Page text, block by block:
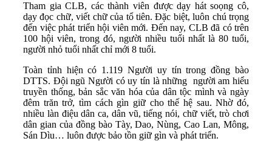
Tham gia CLB, các thành viên được dạy hát soọng cô,
dạy đọc chữ, viết chữ của tổ tiên. Đặc biệt, luôn chú trọng
đến việc phát triển hội viên mới. Đến nay, CLB đã có trên
100 hội viên, trong đó, người nhiều tuổi nhất là 80 tuổi,
người nhỏ tuổi nhất chỉ mới 8 tuổi.
Toàn tỉnh hiện có 1.119 Người uy tín trong đồng bào
DTTS. Đội ngũ Người có uy tín là những người am hiểu
truyền thống, bản sắc văn hóa của dân tộc mình và ngày
đêm trăn trở, tìm cách gìn giữ cho thế hệ sau. Nhờ đó,
nhiều làn điệu dân ca, dân vũ, tiếng nói, chữ viết, trò chơi
dân gian của đồng bào Tày, Dao, Nùng, Cao Lan, Mông,
Sán Dìu… luôn được bảo tồn giữ gìn và phát triển.